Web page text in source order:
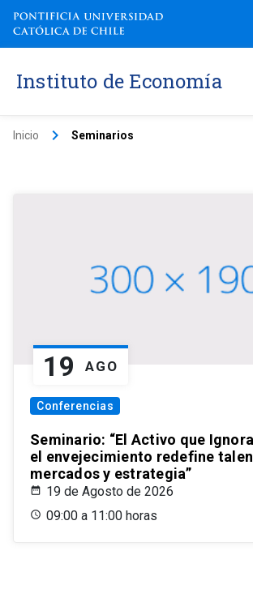
Instituto de Economía
Inicio keyboard_arrow_right Seminarios
19 AGO
Conferencias
Seminario: “El Activo que
el envejecimiento redefine
mercados y estrategia”
19 de Agosto de 2026
09:00 a 11:00 horas